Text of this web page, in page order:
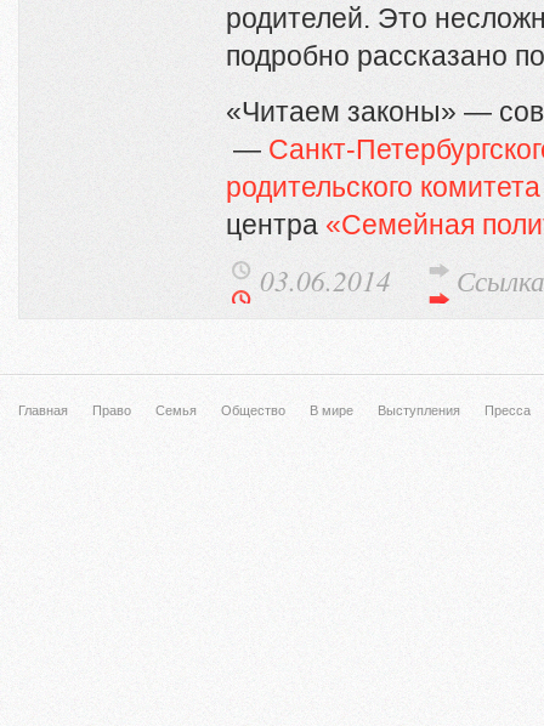
родителей. Это
подробно рассказано
«Читаем законы» —
— Санкт-
родительского комитета
центра «Семейная
03.06.2014 Ссылка
Главная Право Семья Общество В мире Выступления Пресса